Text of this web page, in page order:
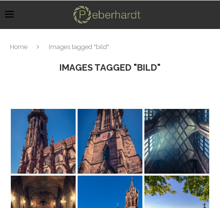
Home Images tagged "bild"
IMAGES TAGGED "BILD"